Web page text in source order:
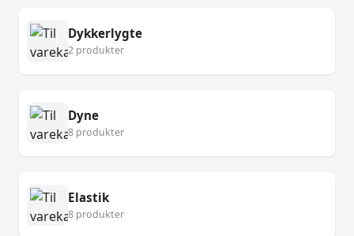
Dykkerlygte
2 produkter
Dyne
8 produkter
Elastik
8 produkter